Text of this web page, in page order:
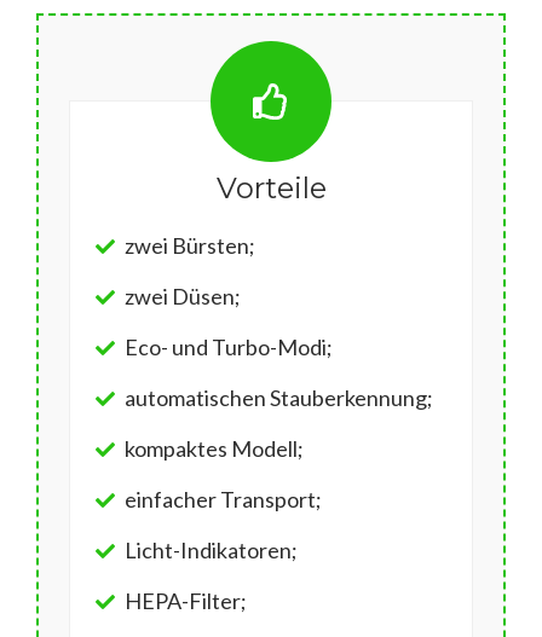
Vorteile
zwei Bürsten;
zwei Düsen;
Eco- und Turbo-Modi;
automatischen Stauberkennung;
kompaktes Modell;
einfacher Transport;
Licht-Indikatoren;
HEPA-Filter;